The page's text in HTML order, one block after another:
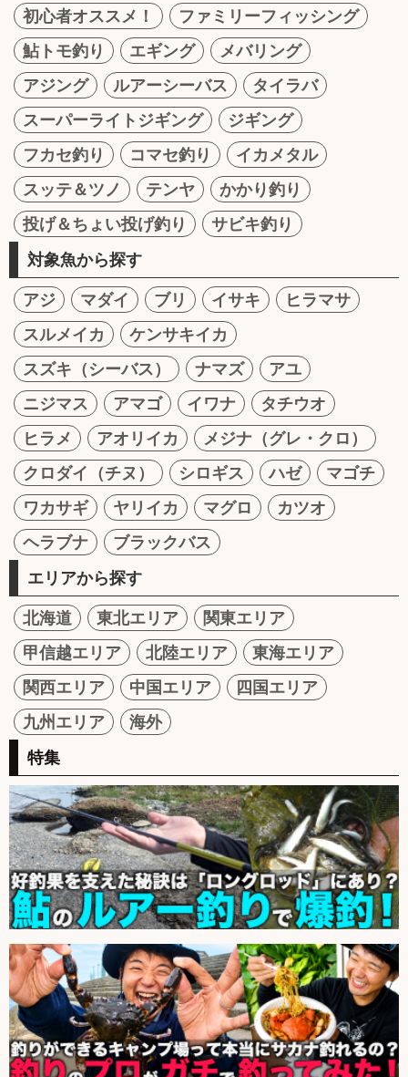
初心者オススメ！
ファミリーフィッシング
鮎トモ釣り
エギング
メバリング
アジング
ルアーシーバス
タイラバ
スーパーライトジギング
ジギング
フカセ釣り
コマセ釣り
イカメタル
スッテ＆ツノ
テンヤ
かかり釣り
投げ＆ちょい投げ釣り
サビキ釣り
対象魚から探す
アジ マダイ ブリ イサキ
ヒラマサ
スルメイカ
ケンサキイカ
スズキ（シーバス）
ナマズ
アユ
ニジマス
アマゴ イワナ
タチウオ
ヒラメ
アオリイカ
メジナ（グレ・クロ）
クロダイ（チヌ）
シロギス ハゼ
マゴチ
ワカサギ
ヤリイカ マグロ
カツオ
ヘラブナ
ブラックバス
エリアから探す
北海道 東北エリア
関東エリア
甲信越エリア
北陸エリア
東海エリア
関西エリア
中国エリア
四国エリア
九州エリア
海外
特集